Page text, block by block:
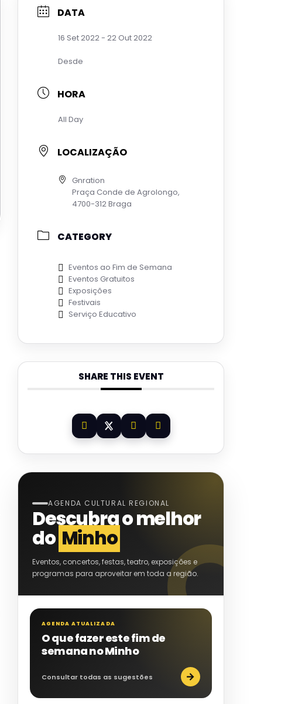
DATA
16 Set 2022- 22 Out 2022
Desde
HORA
All Day
LOCALIZAÇÃO
Gnration
Praça Conde de Agrolongo,
4700-312 Braga
CATEGORY
Eventos ao Fim de Semana
Eventos Gratuitos
Exposições
Festivais
Serviço Educativo
SHARE THIS EVENT
AGENDA CULTURAL REGIONAL
Descubra o melhor
do Minho
Eventos, concertos, festas, teatro, exposições e
programas para aproveitar em toda a região.
AGENDA ATUALIZADA
O que fazer este fim de
semana no Minho
Consultar todas as sugestões →